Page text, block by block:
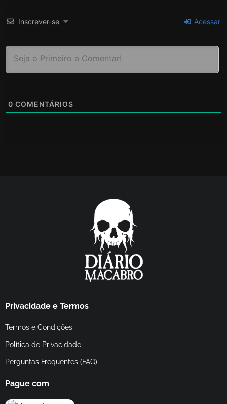
Inscrever-se Acessar
0 COMENTÁRIOS
Privacidade e Termos
Termos e Condições
Política de Privacidade
Perguntas Frequentes (FAQ)
Pague com